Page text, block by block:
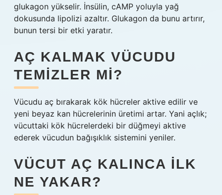
glukagon yükselir. İnsülin, cAMP yoluyla yağ
dokusunda lipolizi azaltır. Glukagon da bunu artırır,
bunun tersi bir etki yaratır.
AÇ KALMAK VÜCUDU
TEMIZLER MI?
Vücudu aç bırakarak kök hücreler aktive edilir ve
yeni beyaz kan hücrelerinin üretimi artar. Yani açlık;
vücuttaki kök hücrelerdeki bir düğmeyi aktive
ederek vücudun bağışıklık sistemini yeniler.
VÜCUT AÇ KALINCA ILK
NE YAKAR?